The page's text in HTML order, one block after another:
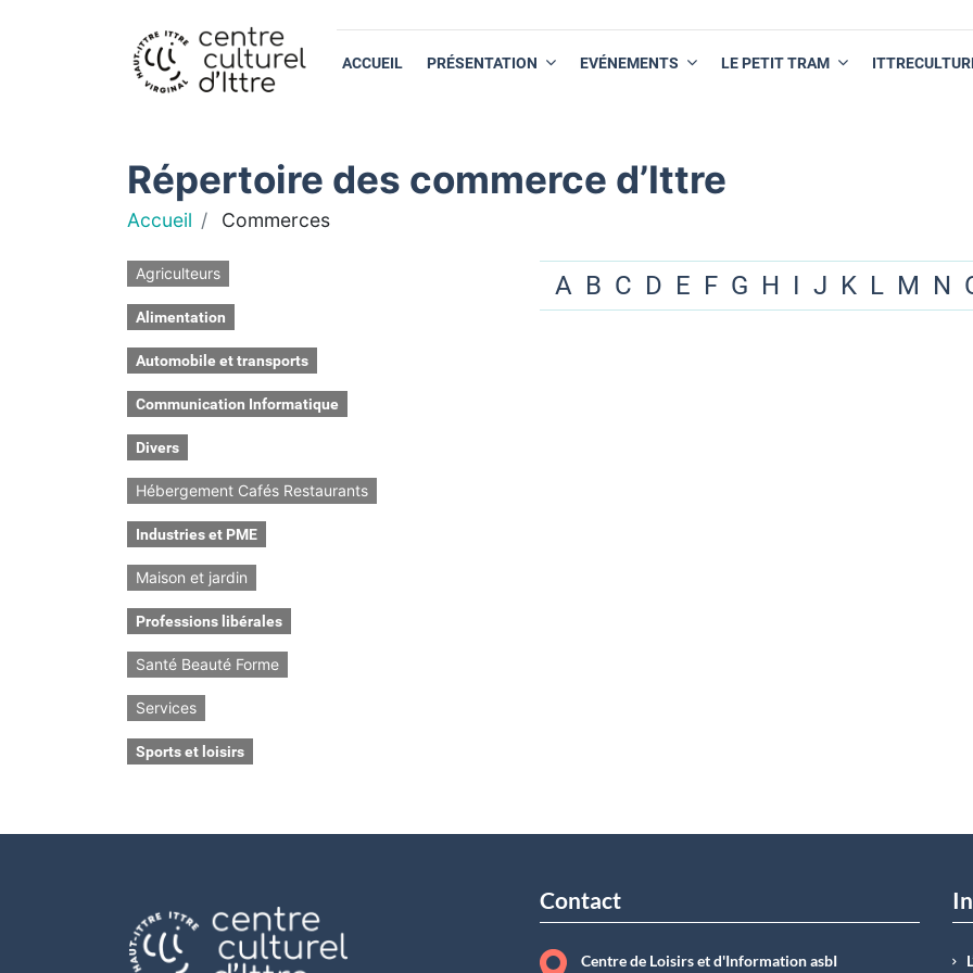
ACCUEIL PRÉSENTATION EVÉNEMENTS LE PETIT TRAM
Répertoire des commerce d’Ittre
Accueil Commerces
Agriculteurs
Alimentation
Automobile et transports
Communication Informatique
Divers
Hébergement Cafés Restaurants
Industries et PME
Maison et jardin
Professions libérales
Santé Beauté Forme
Services
Sports et loisirs
A B C D E F G H I J K L M N
Contact
Centre de Loisirs et d'Information asbI